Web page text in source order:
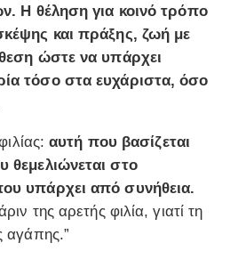
Η θέληση για κοινό τρόπο
και πράξης, ζωή με
ώστε να υπάρχει
τόσο στα ευχάριστα, όσο
αυτή που βασίζεται
θεμελιώνεται στο
υπάρχει από συνήθεια.
της αρετής φιλία, γιατί τη
αγάπης.”